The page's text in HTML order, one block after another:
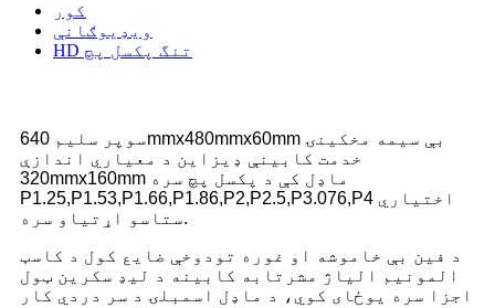
کور
ویډیوګانې
HD تنگ پکسل پچ
سوپر سلیم 640mmx480mmx60mm بې سیمه مخکینۍ
خدمت کابینې ډیزاین د معیاري اندازې
320mmx160mm ماډل کې د پکسل پچ سره
P1.25,P1.53,P1.66,P1.86,P2,P2.5,P3.076,P4 اختیاري
ستاسو اړتیاو سره.
د فین بې خاموشه او غوره تودوخې ضایع کول د کاسټ
المونیم الیاژ مشرتابه کابینه د لیډ سکرین ټول
اجزا سره یوځای کوي، د ماډل اسمبلۍ د سر دردي کار